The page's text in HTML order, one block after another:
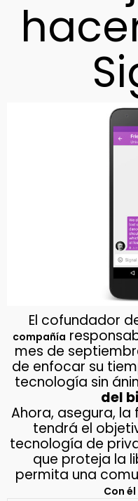
El cofundador
compañía
mes de
de enfocar su
tecnología sin
del
Ahora, asegura,
tendrá el
tecnología de
que proteja la
permita una
Con